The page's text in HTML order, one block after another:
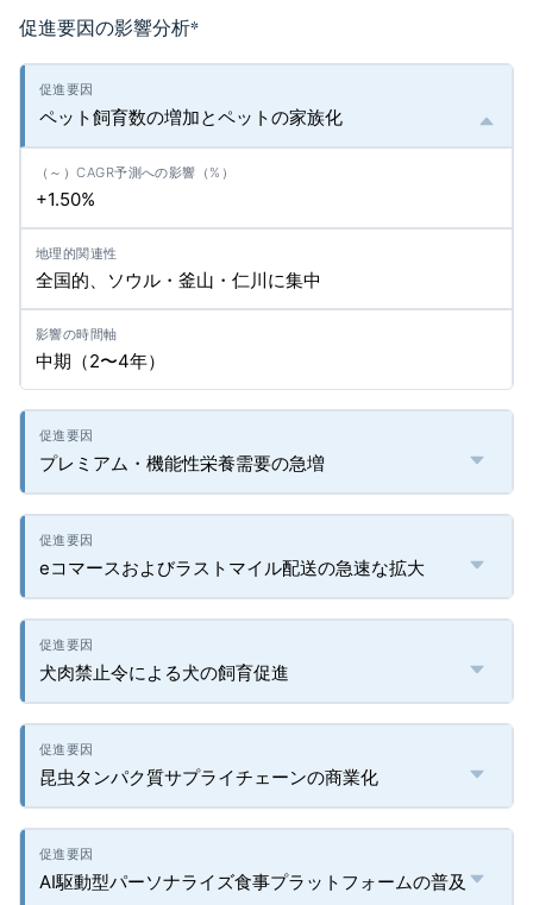
促進要因の影響分析*
ペット飼育数の増加とペットの家族化
+1.50%
全国的、ソウル・釜山・仁川に集中
中期（2〜4年）
プレミアム・機能性栄養需要の急増
eコマースおよびラストマイル配送の急速な拡大
犬肉禁止令による犬の飼育促進
昆虫タンパク質サプライチェーンの商業化
AI駆動型パーソナライズ食事プラットフォームの普及